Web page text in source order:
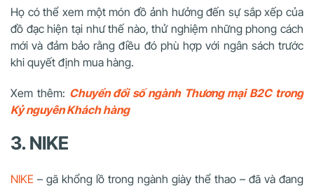
Họ có thể xem một món đồ ảnh hưởng đến sự sắp xếp của
đồ đạc hiện tại như thế nào, thử nghiệm những phong cách
mới và đảm bảo rằng điều đó phù hợp với ngân sách trước
khi quyết định mua hàng.
Xem thêm: Chuyển đổi số ngành Thương mại B2C trong
Kỷ nguyên Khách hàng
3. NIKE
NIKE – gã khổng lồ trong ngành giày thể thao – đã và đang